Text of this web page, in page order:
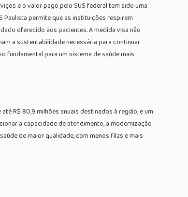
e o valor pago pelo SUS federal tem sido uma
Paulista permite que as instituições respirem
oferecido aos pacientes. A medida visa não
a sustentabilidade necessária para continuar
fundamental para um sistema de saúde mais
R$ 80,9 milhões anuais destinados à região, e um
a capacidade de atendimento, a modernização
de maior qualidade, com menos filas e mais